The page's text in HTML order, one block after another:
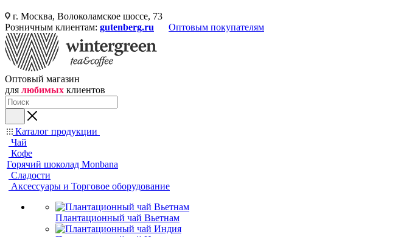
г. Москва, Волоколамское шоссе, 73
Розничным клиентам: gutenberg.ru Оптовым покупателям
Оптовый магазин
для любимых клиентов
Каталог продукции
Чай
Кофе
Горячий шоколад Monbana
Сладости
Аксессуары и Торговое оборудование
Плантационный чай Вьетнам